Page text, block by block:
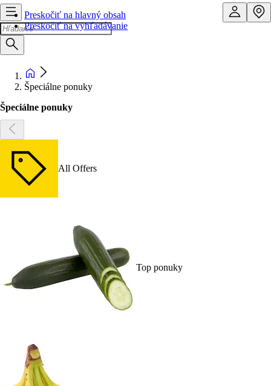
Preskočiť na hlavný obsah
Preskočiť na vyhľadávanie
Špeciálne ponuky
Špeciálne ponuky
All Offers
Top ponuky